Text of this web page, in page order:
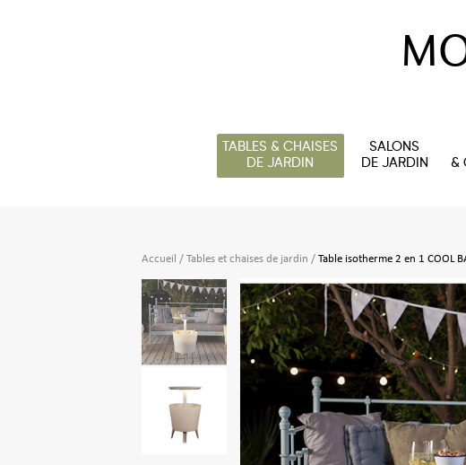
TABLES & CHAISES
DE JARDIN
SALONS
DE JARDIN
&
Accueil / Tables et chaises de jardin / Table isotherme 2 en 1 COOL